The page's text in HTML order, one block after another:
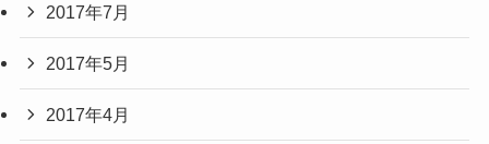
2017年7月
2017年5月
2017年4月